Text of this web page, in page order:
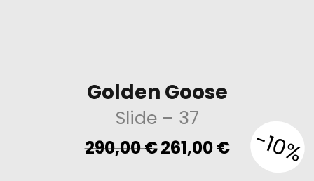
Golden Goose
Slide – 37
290,00€ Original
price
261,00€Current-10%